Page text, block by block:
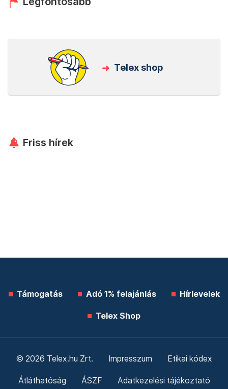
Telex shop
Friss hírek
Támogatás Adó 1% felajánlás Hírlevelek
Telex Shop
© 2026 Telex.hu Zrt. Impresszum Etikai kódex
Átláthatóság ÁSZF Adatkezelési tájékoztató